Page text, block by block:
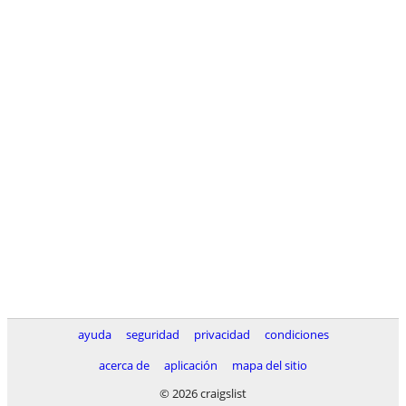
ayuda seguridad privacidad
condiciones
acerca de
aplicación
mapa del sitio
© 2026 craigslist